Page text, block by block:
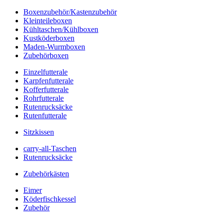
Boxenzubehör/Kastenzubehör
Kleinteileboxen
Kühltaschen/Kühlboxen
Kustköderboxen
Maden-Wurmboxen
Zubehörboxen
Einzelfutterale
Karpfenfutterale
Kofferfutterale
Rohrfutterale
Rutenrucksäcke
Rutenfutterale
Sitzkissen
carry-all-Taschen
Rutenrucksäcke
Zubehörkästen
Eimer
Köderfischkessel
Zubehör